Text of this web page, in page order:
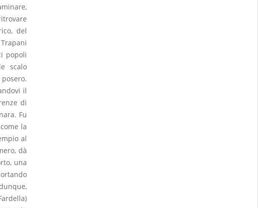
del
popoli
scalo
il
di
Fu
la
al
dà
una